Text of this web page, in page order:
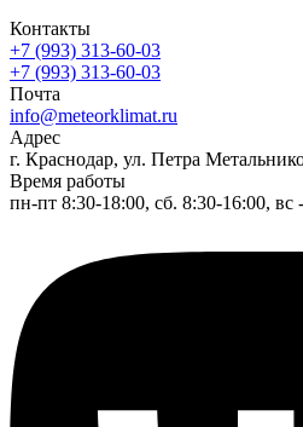
Контакты
+7 (993) 313-60-03
+7 (993) 313-60-03
Почта
info@meteorklimat.ru
Адрес
г. Краснодар, ул. Петра
Время работы
пн-пт 8:30-18:00, сб. 8:30-16:00, вс